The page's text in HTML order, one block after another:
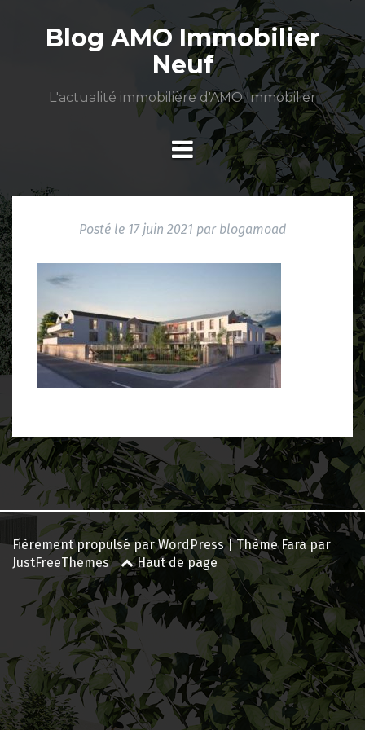
contenuBlog AMO Immobilier
Neuf
L'actualité immobilière d'AMO Immobilier
Posté le 17 juin 2021 par blogamoad
Navigation
des
articles
Fièrement propulsé par WordPress |Thème Farapar
JustFreeThemes
Haut de page